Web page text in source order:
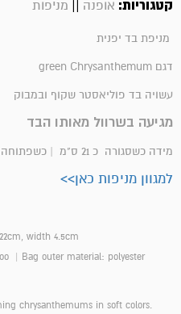
קטגוריות: אופנה || מניפות
מניפת בד יפנית
דגם green Chrysanthemum
עשויה בד פוליאסטר שקוף ובמבוק
מגיעה בשרוול מאותו הבד
מידה כשסגורה כ 21 ס"מ | כשפתוחה כ 38 ס"מ
למגוון מניפות כאן>>
width 4.5cm
| Bag outer material: polyester
chrysanthemums in soft colors.